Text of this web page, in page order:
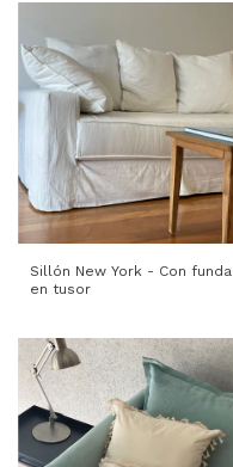
Sillón New York - Con funda
en tusor